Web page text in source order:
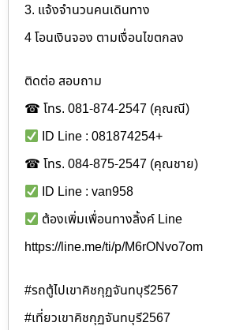
3. แจ้งจำนวนคนเดินทาง
4 โอนเงินจอง ตามเงื่อนไขตกลง
ติดต่อ สอบถาม
☎ โทร. 081-874-2547 (คุณณี)
ID Line : 081874254+
☎ โทร. 084-875-2547 (คุณชาย)
ID Line : van958
ต้องเพิ่มเพื่อนทางลิ้งค์ Line
https://line.me/ti/p/M6rONvo7om
#รถตู้ไปเขาคิชกุฏจันทบุรี2567
#เที่ยวเขาคิชกุฏจันทบุรี2567